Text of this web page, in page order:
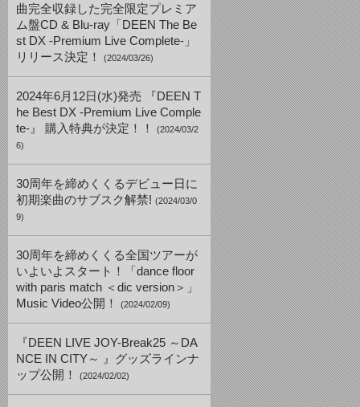
曲完全収録した完全限定プレミア
ム盤CD & Blu-ray「DEEN The Be
st DX -Premium Live Complete-」
リリース決定！
(2024/03/26)
2024年6月12日(水)発売 『DEEN T
he Best DX -Premium Live Comple
te-』 購入特典が決定！！
(2024/03/2
6)
30周年を締めくくるデビュー日に
初期楽曲のサブスク解禁! (2024/03/0
9)
30周年を締めくくる全国ツアーが
いよいよスタート！「dance floor
with paris match ＜dic version＞」
Music Video公開！
(2024/02/09)
『DEEN LIVE JOY-Break25 ～DA
NCE IN CITY～ 』グッズラインナ
ップ公開！
(2024/02/02)